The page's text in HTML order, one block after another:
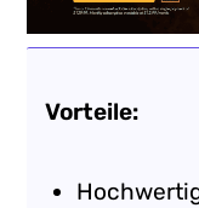
Vorteile: